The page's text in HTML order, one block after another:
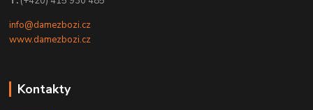
info@damezbozi.cz
www.damezbozi.cz
Kontakty